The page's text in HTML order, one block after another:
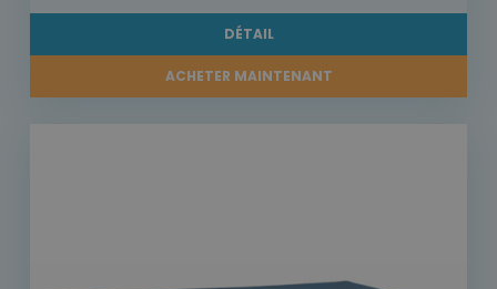
DÉTAIL
ACHETER MAINTENANT